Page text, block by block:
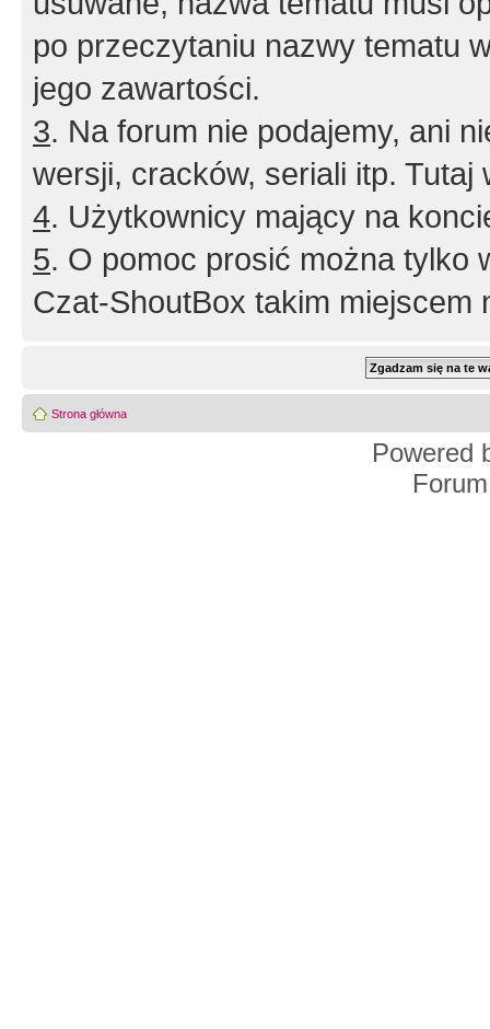
po przeczytaniu nazwy tematu
jego zawartości.
3. Na forum nie podajemy, ani
wersji, cracków, seriali itp. Tutaj
4. Użytkownicy mający na
5. O pomoc prosić można tylko
Czat-ShoutBox takim miejscem
Strona główna
Powered